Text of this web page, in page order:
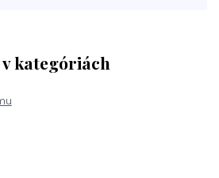
kategóriách